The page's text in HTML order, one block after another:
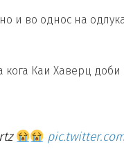
и во однос на
кога Каи Хаверц